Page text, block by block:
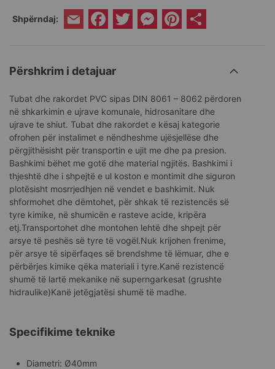
Shpërndaj: Email Facebook
Twitter Messenger
Pinterest
Përshkrim i detajuar
Tubat dhe rakordet PVC sipas DIN 8061 – 8062 përdoren
në shkarkimin e ujrave komunale, hidrosanitare dhe
ujrave te shiut. Tubat dhe rakordet e kësaj kategorie
ofrohen për instalimet e nëndheshme ujësjellëse dhe
përgjithësisht për transportin e ujit me dhe pa presion.
Bashkimi bëhet me gotë dhe material ngjitës. Bashkimi i
thjeshtë dhe i shpejtë e ul koston e montimit dhe siguron
plotësisht mosrrjedhjen në vendet e bashkimit. Nuk
shformohet dhe dëmtohet, për shkak të rezistencës së
tyre kimike, në shumicën e rasteve acide, kripëra
etj.Transportohet dhe montohen lehtë dhe shpejt për
arsye të peshës së tyre të vogël.Nuk krijohen frenime,
për arsye të sipërfaqes së brendshme të lëmuar, dhe e
përbërjes kimike qëka materiali i tyre.Kanë rezistencë
shumë të lartë mekanike në superngarkesat (grushte
hidraulike)Kanë jetëgjatësi shumë të madhe.
Specifikime teknike
Diametri: Ø40mm